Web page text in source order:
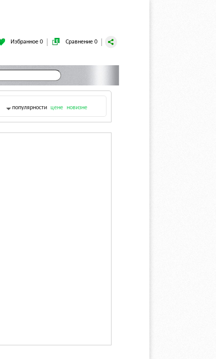
Избранное 0 Сравнение 0
популярности цене новизне